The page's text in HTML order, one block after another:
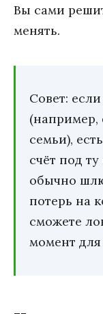
Вы сами
менять.
Совет:
(например,
семьи),
счёт под
обычно
потерь на
сможете
момент